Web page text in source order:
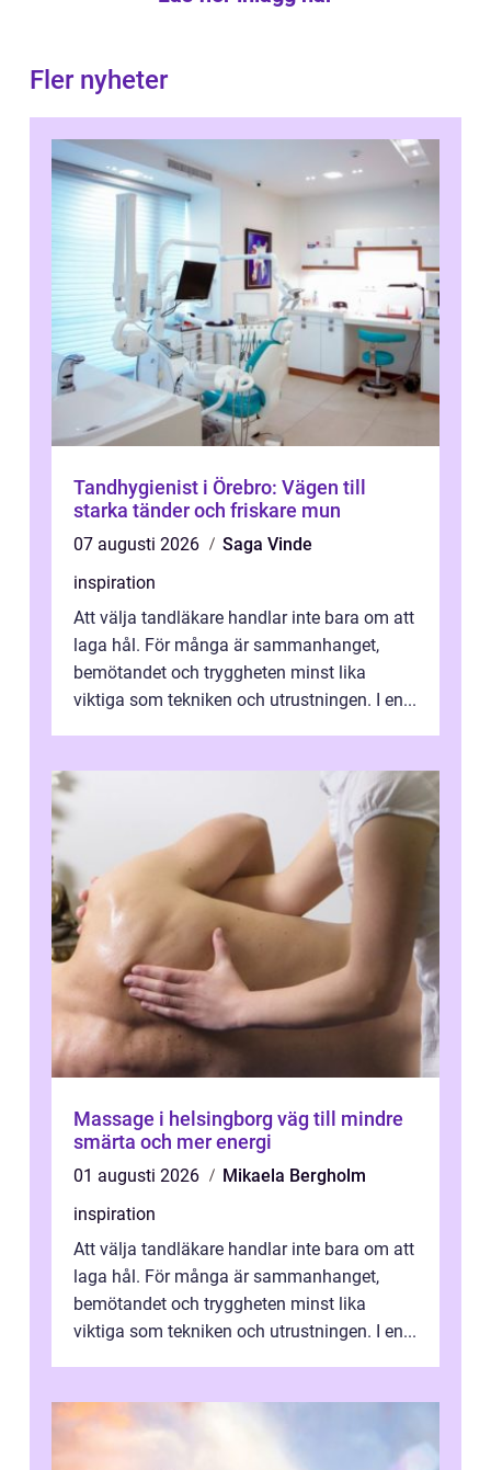
Fler nyheter
Tandhygienist i Örebro: Vägen till
starka tänder och friskare mun
07 augusti 2026
Saga Vinde
inspiration
Att välja tandläkare handlar inte bara om att
laga hål. För många är sammanhanget,
bemötandet och tryggheten minst lika
viktiga som tekniken och utrustningen. I en...
Massage i helsingborg väg till mindre
smärta och mer energi
01 augusti 2026
Mikaela Bergholm
inspiration
Att välja tandläkare handlar inte bara om att
laga hål. För många är sammanhanget,
bemötandet och tryggheten minst lika
viktiga som tekniken och utrustningen. I en...